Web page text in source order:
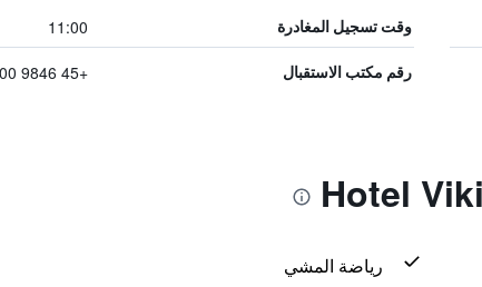
وقت تسجيل المغادرة 11:00
رقم مكتب الاستقبال +45 9846 1700
رياضة المشي